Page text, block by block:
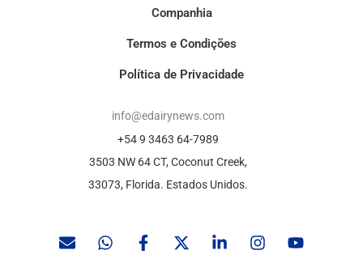
Companhia
Termos e Condições
Política de Privacidade
info@edairynews.com
+54 9 3463 64-7989
3503 NW 64 CT, Coconut Creek,
33073, Florida. Estados Unidos.